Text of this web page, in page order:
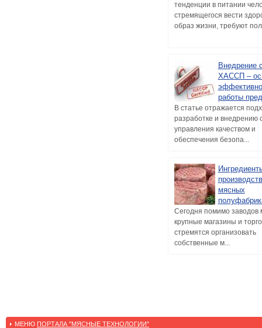
тенденции в питании
стремящегося вести
образ жизни, требуют
Внедрение
ХАССП –
работы
В статье отражается
разработке и внедрению
управления качеством и
обеспечения безопа...
мясных
Сегодня помимо заводов
крупные магазины и
стремятся организовать
собственные м...
МЕНЮ ПОРТАЛА "МЯСНЫЕ ТЕХНОЛОГИИ"